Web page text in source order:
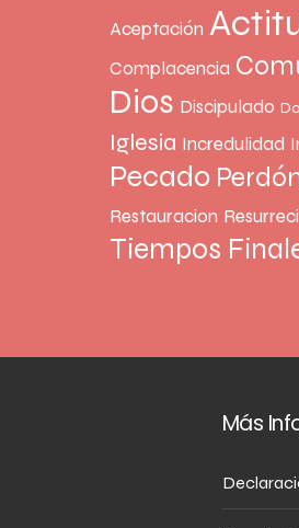
Aceptación
Complacencia
Dios Discipulado
Iglesia Incredulidad
Pecado
Restauracion
Tiempos
Más